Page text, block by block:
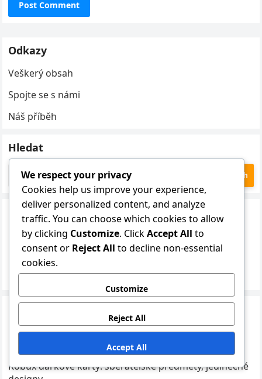
Odkazy
Veškerý obsah
Spojte se s námi
Náš příběh
Hledat
Search
for:
Kategorie
Bonusy k dárkovým kartám Robux
Kódy pro promo předměty Roblox
Odměny specifické pro zkušenosti
Nejnovější příspěvky
Roblox promo kód: Soutěže na sociálních médiích,
kódy od influencerů, virální akce
Robux dárkové karty: sběratelské předměty, jedinečné
We respect your privacy
Cookies help us improve your experience,
deliver personalized content, and analyze
traffic. You can choose which cookies to allow
by clicking Customize. ClickAccept All to
consent or Reject All to decline non-essential
cookies.
Customize
Reject All
Accept All